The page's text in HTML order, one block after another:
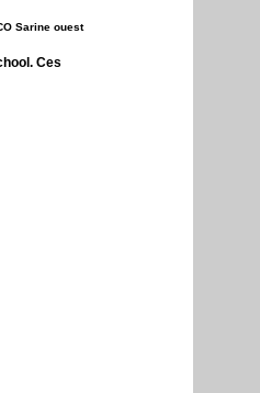
Sarine ouest
Ces